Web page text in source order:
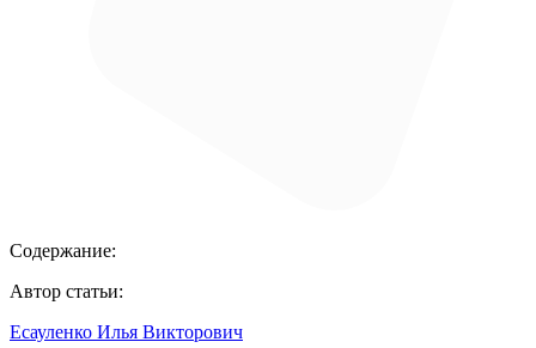
Содержание:
Автор статьи:
Есауленко Илья Викторович